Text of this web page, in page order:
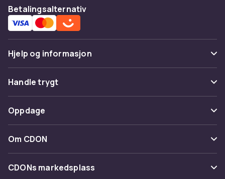
Betalingsalternativ
Hjelp og informasjon
Vanlige spørsmål
Spor pakke
Angre & returner her
Kontakt oss
Handle trygt
Betaling
Levering
Tilbakekallinger
Oppdage
Kategorier
Varemerker
Om CDON
Om oss
CDONs markedsplass